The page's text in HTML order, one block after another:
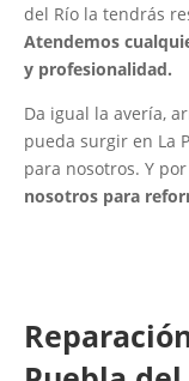
del Río la tendrás
Atendemos
y profesionalidad.
Da igual la avería,
pueda surgir en La
para nosotros. Y
nosotros para